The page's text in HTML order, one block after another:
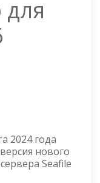
для
2024 года
нового
Seafile